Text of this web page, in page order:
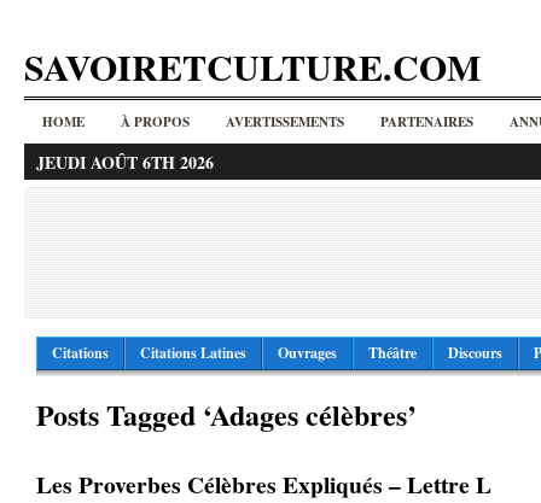
SAVOIRETCULTURE.COM
HOME À PROPOS AVERTISSEMENTS PARTENAIRES
JEUDI AOÛT 6TH 2026
Citations Citations Latines Ouvrages Théâtre Discours
Posts Tagged ‘Adages célèbres’
Les Proverbes Célèbres Expliqués – Lettre L